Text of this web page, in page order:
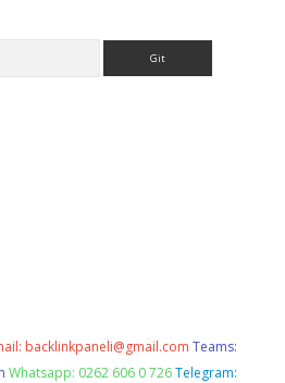
backlinkpaneli@gmail.com Teams:
Whatsapp: 0262 606 0 726 Telegram: